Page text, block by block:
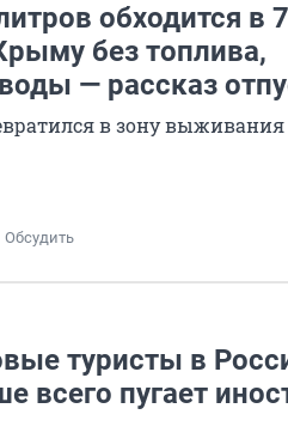
обходится в
без топлива,
— рассказ
в зону выживания
Обсудить
туристы в
всего пугает